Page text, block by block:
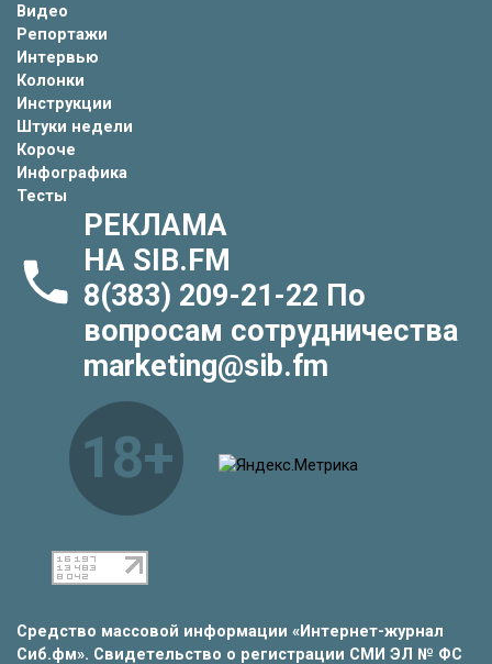
Видео
Репортажи
Интервью
Колонки
Инструкции
Штуки недели
Короче
Инфографика
Тесты
РЕКЛАМА
НА SIB.FM
8(383) 209-21-22 По
вопросам сотрудничества
marketing@sib.fm
18+
Средство массовой информации «Интернет-журнал
Сиб.фм». Свидетельство о регистрации СМИ ЭЛ № ФС